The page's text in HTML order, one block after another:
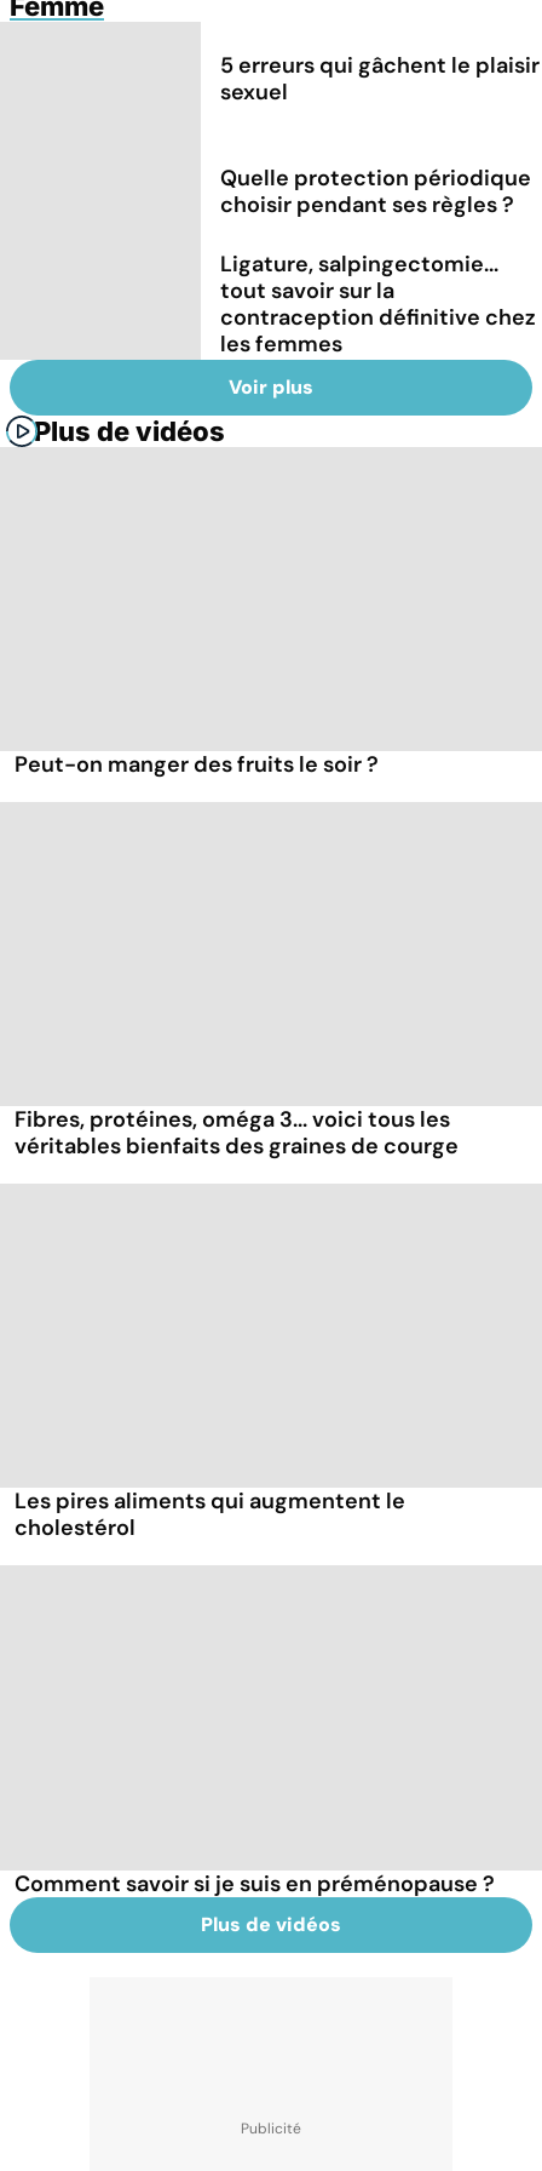
5 erreurs qui gâchent le plaisir
sexuel
Quelle protection périodique
choisir pendant ses règles ?
Ligature, salpingectomie...
tout savoir sur la
contraception définitive chez
les femmes
Voir plus
Plus de vidéos
Peut-on manger des fruits le soir ?
Fibres, protéines, oméga 3... voici tous les
véritables bienfaits des graines de courge
Les pires aliments qui augmentent le
cholestérol
Comment savoir si je suis en préménopause ?
Plus de vidéos